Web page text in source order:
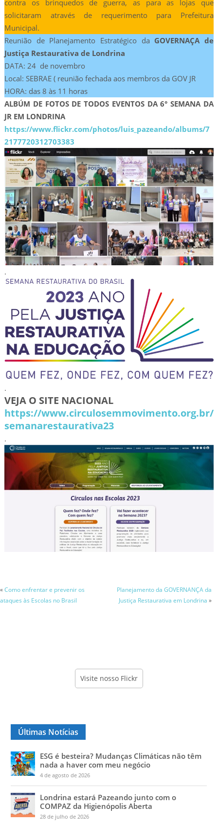
contra os brinquedos de guerra, as para as lojas que
solicitaram através de requerimento para Prefeitura
Municipal.
Reunião de Planejamento Estratégico da GOVERNAÇA de
Justiça Restaurativa de Londrina
DATA: 24 de novembro
Local: SEBRAE ( reunião fechada aos membros da GOV JR
HORA: das 8 às 11 horas
ALBÚM DE FOTOS DE TODOS EVENTOS DA 6° SEMANA DA
JR EM LONDRINA
https://www.flickr.com/photos/luis_pazeando/albums/7
2177720312703383
.
.
VEJA O SITE NACIONAL
https://www.circulosemmovimento.org.br/
semanarestaurativa23
.
«Como enfrentar e prevenir os
ataques às Escolas no Brasil
Planejamento da GOVERNANÇA da
Justiça Restaurativa em Londrina »
Visite nosso Flickr
Últimas Notícias
ESG é besteira? Mudanças Climáticas não têm
nada a haver com meu negócio
4 de agosto de 2026
Londrina estará Pazeando junto com o
COMPAZ da Higienópolis Aberta
28 de julho de 2026